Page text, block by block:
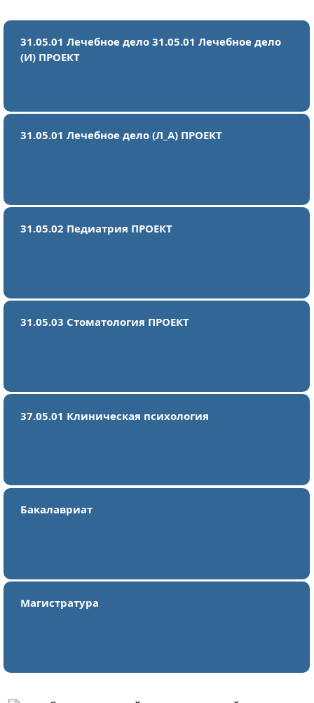
31.05.01 Лечебное дело 31.05.01 Лечебное дело
(И) ПРОЕКТ
31.05.01 Лечебное дело (Л_А) ПРОЕКТ
31.05.02 Педиатрия ПРОЕКТ
31.05.03 Стоматология ПРОЕКТ
37.05.01 Клиническая психология
Бакалавриат
Магистратура